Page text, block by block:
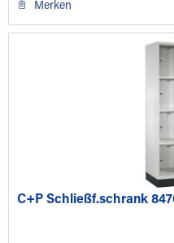
Merken
C+P Schließf.schrank